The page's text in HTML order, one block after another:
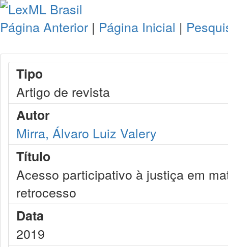
Página Anterior | Página Inicial |
Tipo
Artigo de revista
Autor
Mirra, Álvaro Luiz Valery
Título
Acesso participativo à justiça em
retrocesso
Data
2019